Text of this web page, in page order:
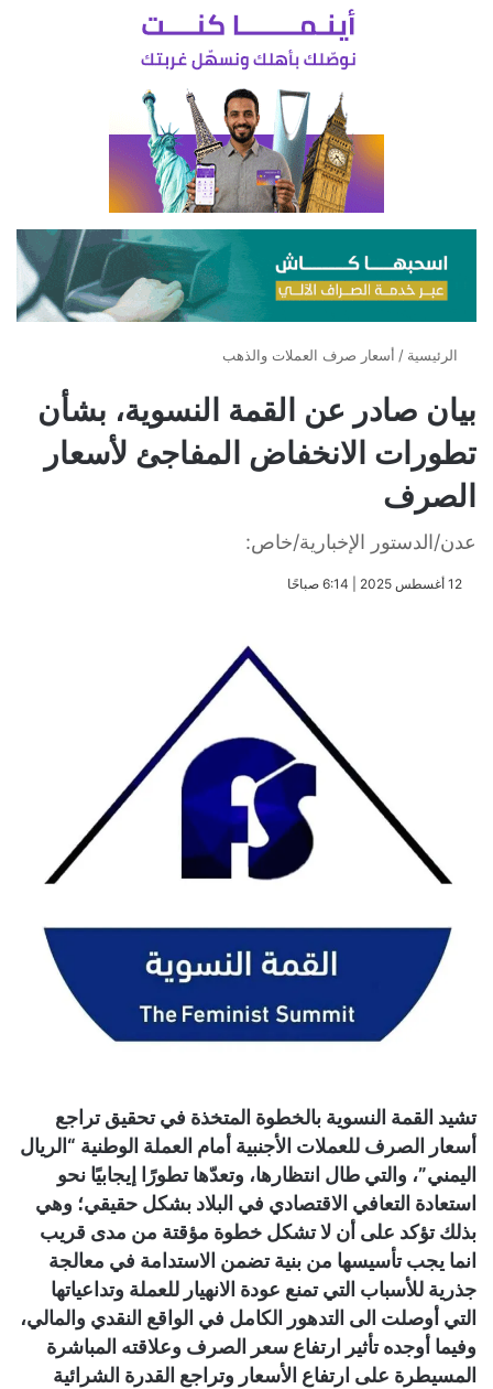
الرئيسية / أسعار صرف العملات والذهب
بيان صادر عن القمة النسوية، بشأن
تطورات الانخفاض المفاجئ لأسعار
الصرف
عدن/الدستور الإخبارية/خاص:
​12 أغسطس 2025 | 6:14 صباحًا
تشيد القمة النسوية بالخطوة المتخذة في تحقيق تراجع
أسعار الصرف للعملات الأجنبية أمام العملة الوطنية “الريال
اليمني”، والتي طال انتظارها، وتعدّها تطورًا إيجابيًا نحو
استعادة التعافي الاقتصادي في البلاد بشكل حقيقي؛ وهي
بذلك تؤكد على أن لا تشكل خطوة مؤقتة من مدى قريب
انما يجب تأسيسها من بنية تضمن الاستدامة في معالجة
جذرية للأسباب التي تمنع عودة الانهيار للعملة وتداعياتها
التي أوصلت الى التدهور الكامل في الواقع النقدي والمالي،
وفيما أوجده تأثير ارتفاع سعر الصرف وعلاقته المباشرة
المسيطرة على ارتفاع الأسعار وتراجع القدرة الشرائية